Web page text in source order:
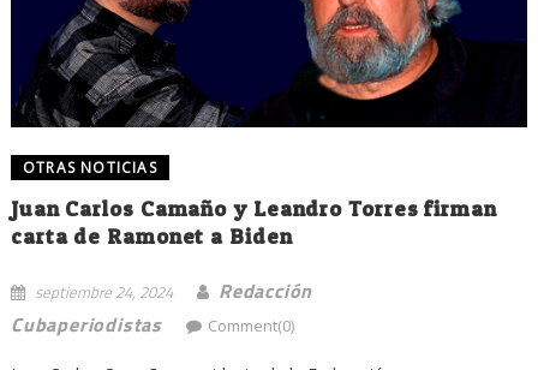
OTRAS NOTICIAS
Juan Carlos Camaño y Leandro Torres firman
carta de Ramonet a Biden
septiembre 24, 2024
Redacción
Cubaperiodistas
Comment(0)